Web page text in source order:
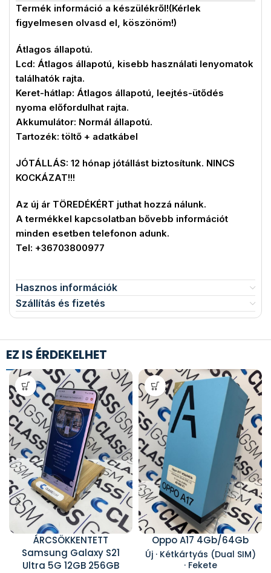
Termék információ a készülékről!(Kérlek
figyelmesen olvasd el, köszönöm!)
Átlagos állapotú.
Lcd: Átlagos állapotú, kisebb használati lenyomatok
találhatók rajta.
Keret-hátlap: Átlagos állapotú, leejtés-ütődés
nyoma előfordulhat rajta.
Akkumulátor: Normál állapotú.
Tartozék: töltő + adatkábel
JÓTÁLLÁS: 12 hónap jótállást biztosítunk. NINCS
KOCKÁZAT!!!
Az új ár TÖREDÉKÉRT juthat hozzá nálunk.
A termékkel kapcsolatban bővebb információt
minden esetben telefonon adunk.
Tel: +36703800977
Hasznos információk
Szállítás és fizetés
EZ IS ÉRDEKELHET
ÁRCSÖKKENTETT
Samsung Galaxy S21
Ultra 5G 12GB 256GB
Oppo A17 4Gb/64Gb
Új · Kétkártyás (Dual SIM)
· Fekete